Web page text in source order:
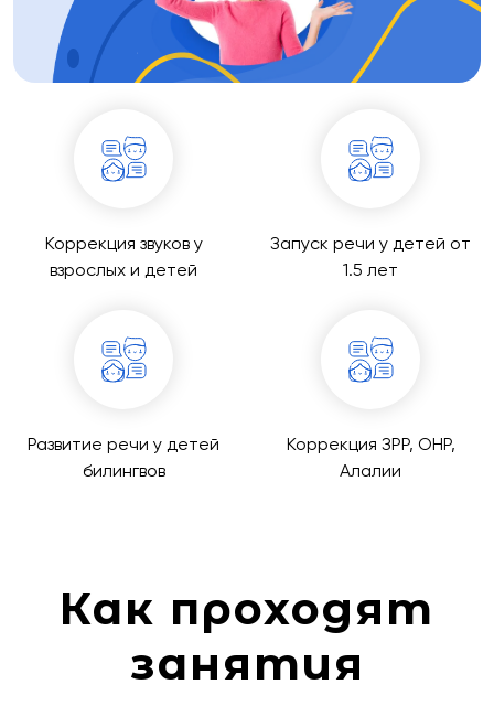
Коррекция звуков у
взрослых и детей
Запуск речи у детей от
1.5 лет
Развитие речи у детей
билингвов
Коррекция ЗРР, ОНР,
Алалии
Как проходят
занятия